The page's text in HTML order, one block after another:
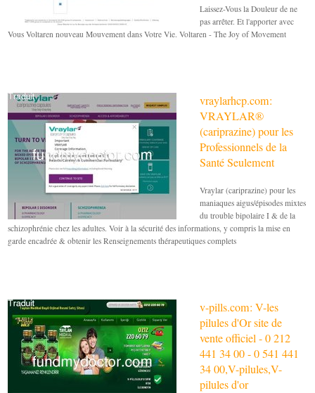
Laissez-Vous la Douleur de ne
pas arrêter. Et l'apporter avec
Vous Voltaren nouveau Mouvement dans Votre Vie. Voltaren - The Joy of Movement
vraylarhcp.com:
VRAYLAR®
(cariprazine) pour les
Professionnels de la
Santé Seulement
Vraylar (cariprazine) pour les
maniaques aigus/épisodes mixtes
du trouble bipolaire I & de la
schizophrénie chez les adultes. Voir à la sécurité des informations, y compris la mise en
garde encadrée & obtenir les Renseignements thérapeutiques complets
v-pills.com: V-les
pilules d'Or site de
vente officiel - 0 212
441 34 00 - 0 541 441
34 00,V-pilules,V-
pilules d'or